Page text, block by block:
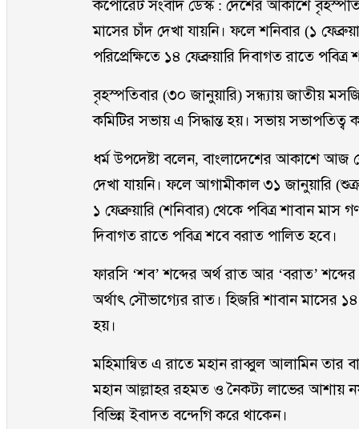
কর্পোরেট সংবাদ ডেস্ক : দেশের আকাশে
মাসের চাঁদ দেখা যায়নি। ফলে শনিবার (১
পরিপ্রেক্ষিতে ১৪ ফেব্রুয়ারি দিবাগত রাতে
বৃহস্পতিবার (৩০ জানুয়ারি) সন্ধ্যায় জাতীয়
কমিটির সভায় এ সিদ্ধান্ত হয়। সভায়
ধর্ম উপদেষ্টা বলেন, বাংলাদেশের আকাশে আজ
দেখা যায়নি। ফলে আগামীকাল ৩১ জানুয়ারি
১ ফেব্রুয়ারি (শনিবার) থেকে পবিত্র শাবান মাস
দিবাগত রাতে পবিত্র শবে বরাত পালিত হবে।
ফারসি ‘শব’ শব্দের অর্থ রাত আর ‘বরাত’
অর্থাৎ সৌভাগ্যের রাত। হিজরি শাবান মাসের
হয়।
মহিমান্বিত এ রাতে মহান রাব্বুল আলামিন তার
মহান আল্লাহর রহমত ও নৈকট্য লাভের
বিভিন্ন ইবাদত বন্দেগি করে থাকেন।